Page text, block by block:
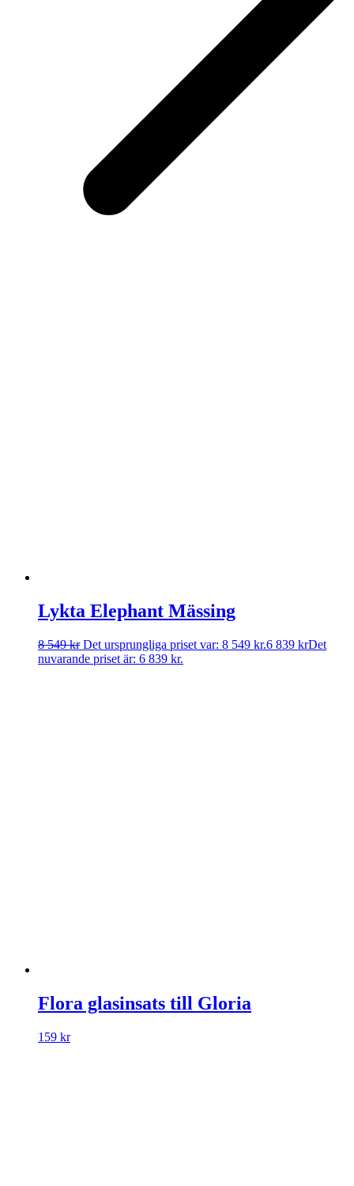
Lykta Elephant Mässing
8 549kr Det ursprungliga priset var: 8 549 kr.6 839 krDet
nuvarande priset är: 6 839 kr.
Flora glasinsats till Gloria
159 kr